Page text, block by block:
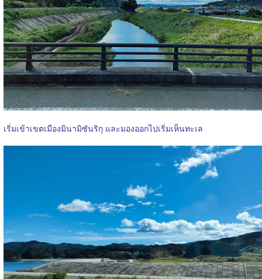
เริ่มเข้าเขตเมืองมินามิซันริกุ และมองออกไปเริ่มเห็นทะเล